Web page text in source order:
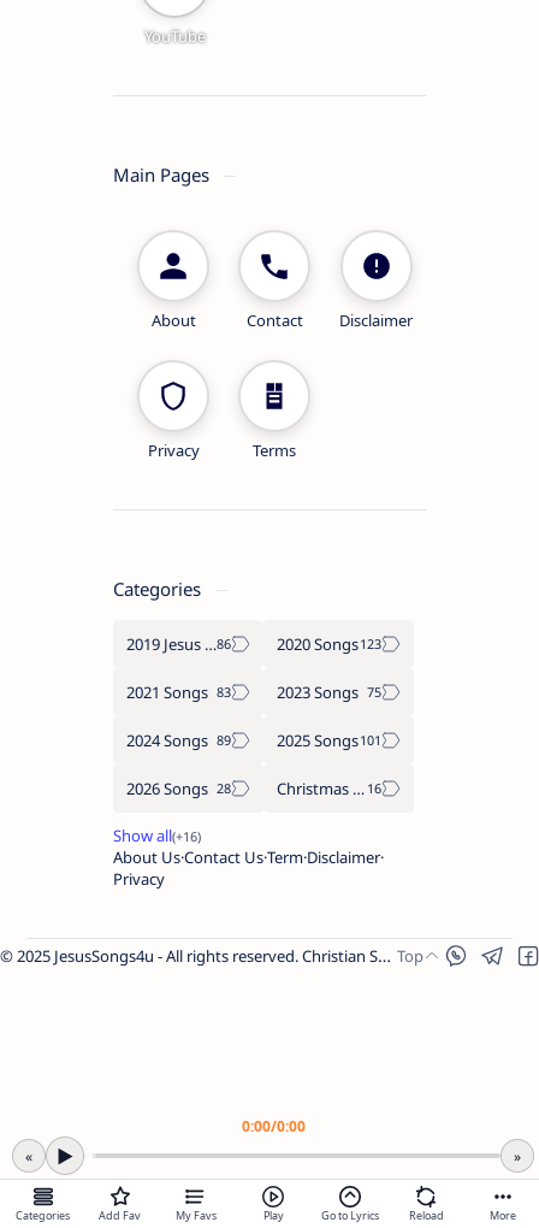
YouTube
Main Pages
About Contact Disclaimer
Privacy Terms
Categories
2019 Jesus songs 2020 Songs
2021 Songs 2023 Songs
2024 Songs 2025 Songs
2026 Songs Christmas Songs
About UsContact UsTerm Disclaimer
Privacy
© 2025 JesusSongs4u - All rights reserved. Christian Songs | Bible-based Lyrics | Worship Music.
Categories Add Fav My Favs Play Go to Lyrics Reload More
Share Link
2024 Songs
0:00/0:00
«
▶ »